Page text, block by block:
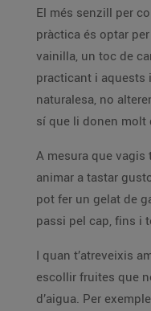
El més senzill per
pràctica és optar
vainilla, un toc de
practicant i aquests
naturalesa, no
sí que li donen molt
A mesura que
animar a tastar
pot fer un gelat de
passi pel cap, fins i
I quan t’atreveixis
escollir fruites que
d’aigua. Per